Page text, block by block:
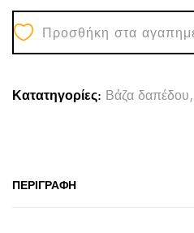
ΔΙΑΚΟΣΜΗΤΙΚΟ
ΒΑΖΟ
ALICA
ΛΕΥΚΗ
GRASS-
Προσθήκη στα
Κατατηγορίες: Βάζα δαπέδου,
ΠΕΡΙΓΡΑΦΉ